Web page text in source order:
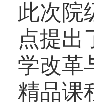
此次院
点提出
学改革
精品课